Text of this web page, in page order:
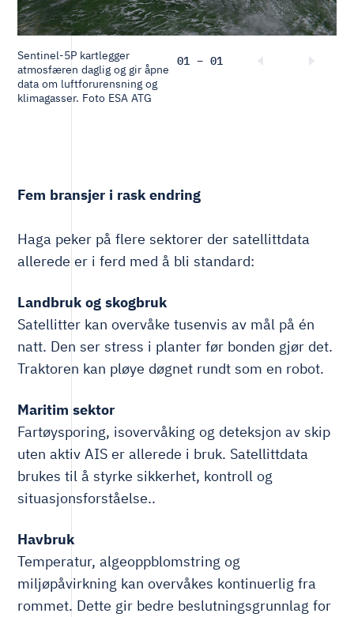
Sentinel-5P kartlegger
atmosfæren daglig og gir åpne
data om luftforurensning og
klimagasser. Foto ESA ATG
01 – 01
Fem bransjer i rask endring
Haga peker på flere sektorer der satellittdata
allerede er i ferd med å bli standard:
Landbruk og skogbruk
Satellitter kan overvåke tusenvis av mål på én
natt. Den ser stress i planter før bonden gjør det.
Traktoren kan pløye døgnet rundt som en robot.
Maritim sektor
Fartøysporing, isovervåking og deteksjon av skip
uten aktiv AIS er allerede i bruk. Satellittdata
brukes til å styrke sikkerhet, kontroll og
situasjonsforståelse..
Havbruk
Temperatur, algeoppblomstring og
miljøpåvirkning kan overvåkes kontinuerlig fra
rommet. Dette gir bedre beslutningsgrunnlag for